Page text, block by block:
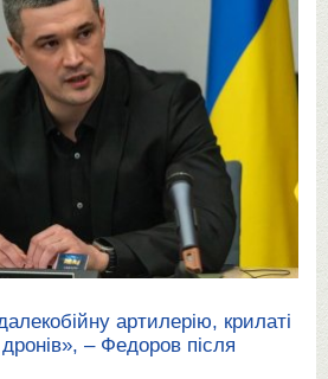
артилерію, крилаті
дронів», – Федоров після